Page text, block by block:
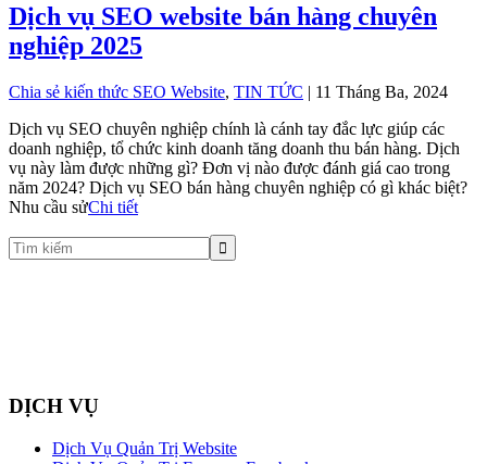
Dịch vụ SEO website bán hàng chuyên
nghiệp 2025
Chia sẻ kiến thức SEO Website, TIN TỨC | 11 Tháng Ba, 2024
Dịch vụ SEO chuyên nghiệp chính là cánh tay đắc lực giúp các
doanh nghiệp, tổ chức kinh doanh tăng doanh thu bán hàng. Dịch
vụ này làm được những gì? Đơn vị nào được đánh giá cao trong
năm 2024? Dịch vụ SEO bán hàng chuyên nghiệp có gì khác biệt?
Nhu cầu sửChi tiết
DỊCH VỤ
Dịch Vụ Quản Trị Website